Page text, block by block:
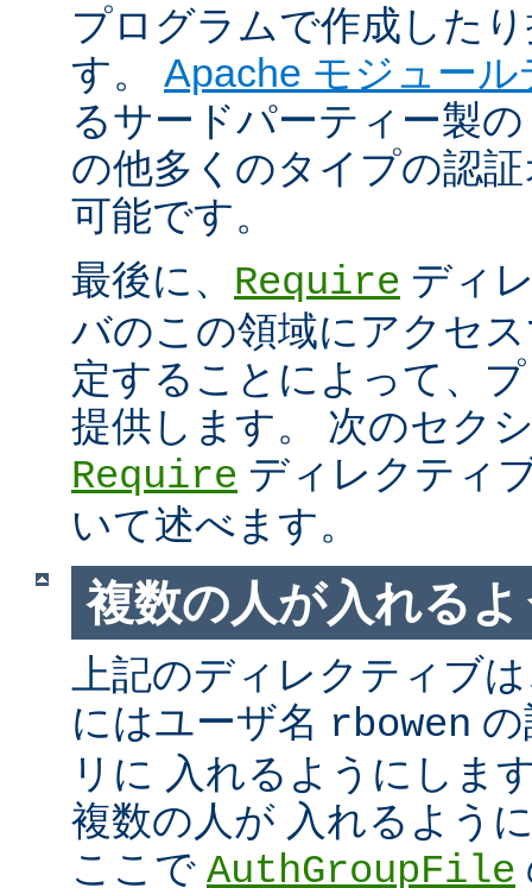
プログラムで作成した
す。 Apache モジュー
るサードパーティー製
の他多くのタイプの認
可能です。
最後に、 Require ディ
バのこの領域にアクセ
定することによって、
提供します。 次のセク
Require ディレクティ
いて述べます。
複数の人が入れる
上記のディレクティブ
にはユーザ名 rbowen
リに 入れるようにしま
複数の人が 入れるよう
ここで AuthGroupFile